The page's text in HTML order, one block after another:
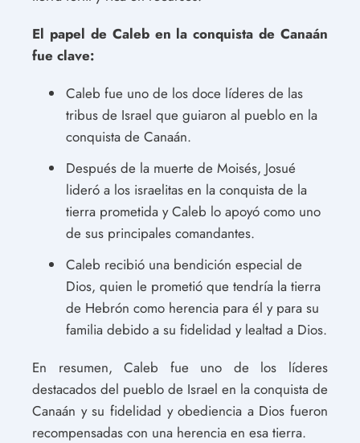
El papel de Caleb en la conquista de Canaán
fue clave:
Caleb fue uno de los doce líderes de las
tribus de Israel que guiaron al pueblo en la
conquista de Canaán.
Después de la muerte de Moisés, Josué
lideró a los israelitas en la conquista de la
tierra prometida y Caleb lo apoyó como uno
de sus principales comandantes.
Caleb recibió una bendición especial de
Dios, quien le prometió que tendría la tierra
de Hebrón como herencia para él y para su
familia debido a su fidelidad y lealtad a Dios.
En resumen, Caleb fue uno de los líderes
destacados del pueblo de Israel en la conquista de
Canaán y su fidelidad y obediencia a Dios fueron
recompensadas con una herencia en esa tierra.